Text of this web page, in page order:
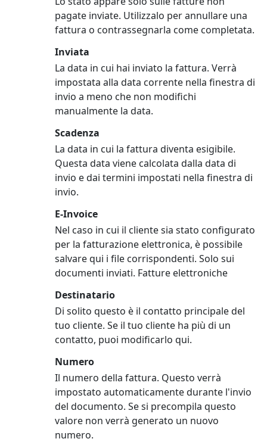
pagate inviate. Utilizzalo per annullare una
fattura o contrassegnarla come completata.
Inviata
La data in cui hai inviato la fattura. Verrà
impostata alla data corrente nella finestra di
invio a meno che non modifichi
manualmente la data.
Scadenza
La data in cui la fattura diventa esigibile.
Questa data viene calcolata dalla data di
invio e dai termini impostati nella finestra di
invio.
E-Invoice
Nel caso in cui il cliente sia stato configurato
per la fatturazione elettronica, è possibile
salvare qui i file corrispondenti. Solo sui
documenti inviati. Fatture elettroniche
Destinatario
Di solito questo è il contatto principale del
tuo cliente. Se il tuo cliente ha più di un
contatto, puoi modificarlo qui.
Numero
Il numero della fattura. Questo verrà
impostato automaticamente durante l'invio
del documento. Se si precompila questo
valore non verrà generato un nuovo
numero.